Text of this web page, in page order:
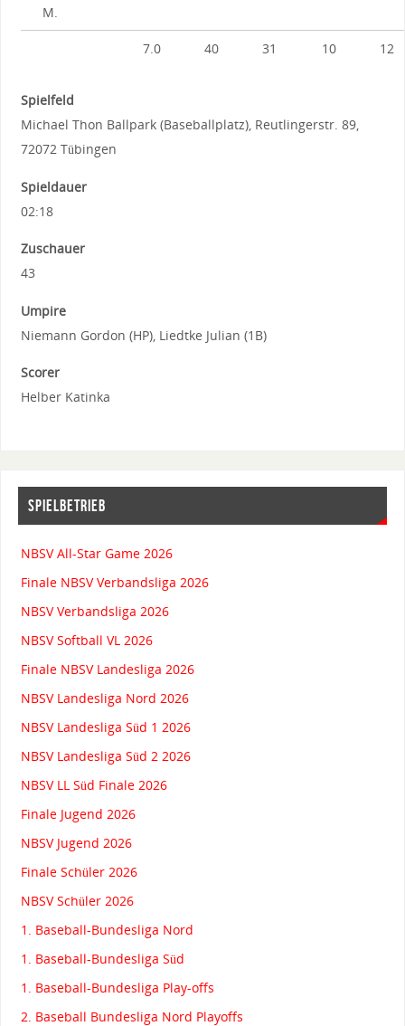
M.
7.0 40 31 10 12
Spielfeld
Michael Thon Ballpark (Baseballplatz), Reutlingerstr. 89,
72072 Tübingen
Spieldauer
02:18
Zuschauer
43
Umpire
Niemann Gordon (HP), Liedtke Julian (1B)
Scorer
Helber Katinka
SPIELBETRIEB
NBSV All-Star Game 2026
Finale NBSV Verbandsliga 2026
NBSV Verbandsliga 2026
NBSV Softball VL 2026
Finale NBSV Landesliga 2026
NBSV Landesliga Nord 2026
NBSV Landesliga Süd 1 2026
NBSV Landesliga Süd 2 2026
NBSV LL Süd Finale 2026
Finale Jugend 2026
NBSV Jugend 2026
Finale Schüler 2026
NBSV Schüler 2026
1. Baseball-Bundesliga Nord
1. Baseball-Bundesliga Süd
1. Baseball-Bundesliga Play-offs
2. Baseball Bundesliga Nord Playoffs